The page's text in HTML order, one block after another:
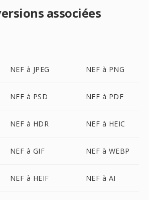
associées
NEF à JPEG NEF à PNG
NEF à PSD NEF à PDF
NEF à HDR NEF à HEIC
NEF à GIF NEF à WEBP
NEF à HEIF NEF à AI